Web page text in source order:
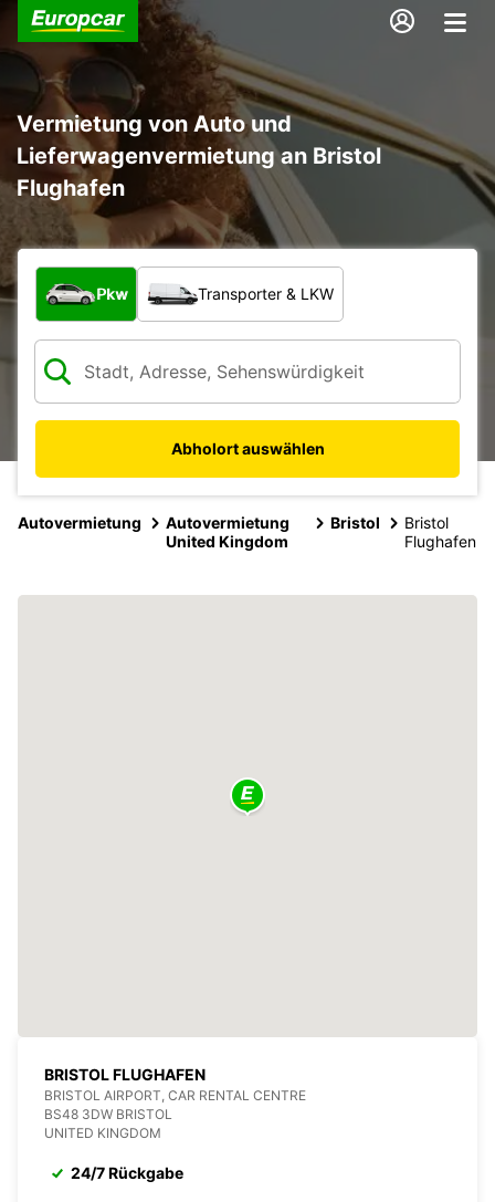
Vermietung von Auto und
Lieferwagenvermietung an Bristol
Flughafen
Welche Art von Fahrzeug?
Pkw Transporter & LKW
Abholort auswählen
Autovermietung
Autovermietung
United Kingdom
Bristol
Bristol
Flughafen
BRISTOL FLUGHAFEN
BRISTOL AIRPORT, CAR RENTAL CENTRE
BS48 3DW BRISTOL
UNITED KINGDOM
24/7 Rückgabe